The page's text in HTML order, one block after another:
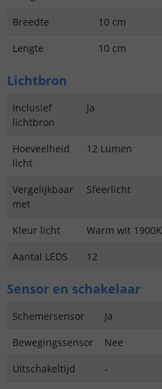
Breedte
10 cm
Lengte
10 cm
Lichtbron
Inclusief
lichtbron
Ja
Hoeveelheid
licht
12 Lumen
Vergelijkbaar
met
Sfeerlicht
Kleur licht
Warm wit 1900K
Aantal LEDS
12
Sensor en schakelaar
Schemersensor
Ja
Bewegingssensor
Nee
Uitschakeltijd
-